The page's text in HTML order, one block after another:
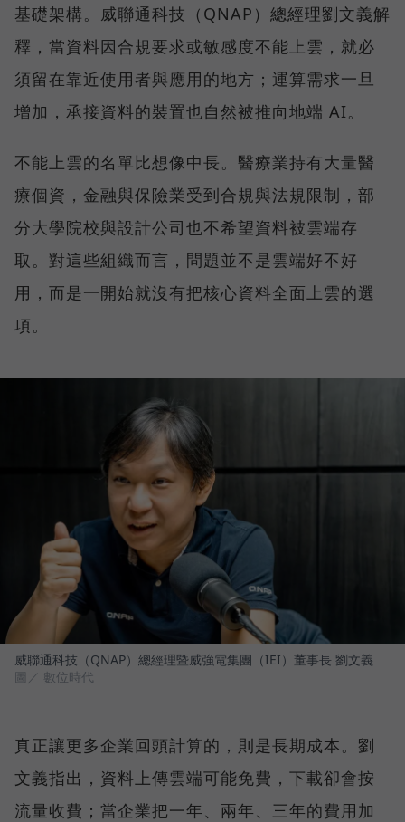
基礎架構。威聯通科技（QNAP）總經理劉文義解
釋，當資料因合規要求或敏感度不能上雲，就必
須留在靠近使用者與應用的地方；運算需求一旦
增加，承接資料的裝置也自然被推向地端 AI。
不能上雲的名單比想像中長。醫療業持有大量醫
療個資，金融與保險業受到合規與法規限制，部
分大學院校與設計公司也不希望資料被雲端存
取。對這些組織而言，問題並不是雲端好不好
用，而是一開始就沒有把核心資料全面上雲的選
項。
威聯通科技（QNAP）總經理暨威強電集團（IEI）董事長 劉文義
圖／ 數位時代
真正讓更多企業回頭計算的，則是長期成本。劉
文義指出，資料上傳雲端可能免費，下載卻會按
流量收費；當企業把一年、兩年、三年的費用加